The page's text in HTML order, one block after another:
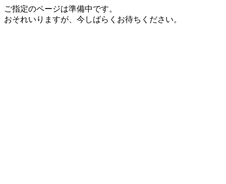
ご指定のページは準備中です。
おそれいりますが、今しばらくお待ちください。